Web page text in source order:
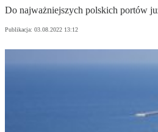
Do najważniejszych polskich portów
Publikacja: 03.08.2022 13:12